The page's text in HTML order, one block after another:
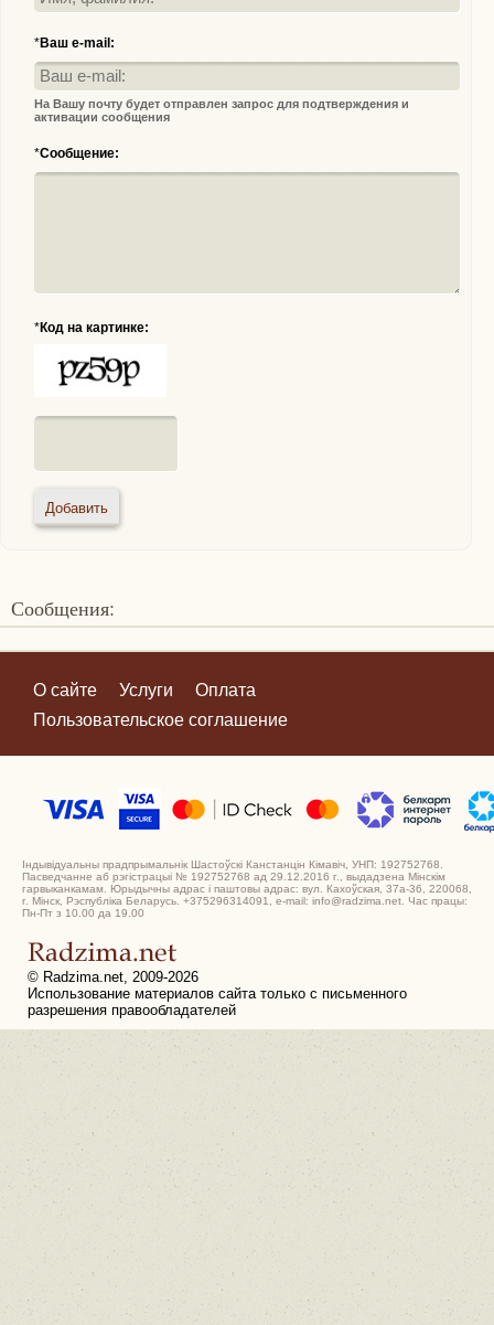
*Ваш e-mail:
На Вашу почту будет отправлен запрос для подтверждения и
активации сообщения
*Сообщение:
*Код на картинке:
Сообщения:
О сайте Услуги
Оплата
Пользовательское соглашение
Індывідуальны прадпрымальнік Шастоўскі Канстанцін Кімавіч, УНП: 192752768.
Пасведчанне аб рэгістрацыі № 192752768 ад 29.12.2016 г., выдадзена Мінскім
гарвыканкамам. Юрыдычны адрас і паштовы адрас: вул. Кахоўская, 37а-36, 220068,
г. Мінск, Рэспубліка Беларусь. +375296314091, e-mail: info@radzima.net. Час працы:
Пн-Пт з 10.00 да 19.00
© Radzima.net, 2009-2026
Использование материалов сайта только с письменного
разрешения правообладателей